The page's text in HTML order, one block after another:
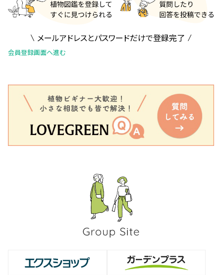
メールアドレスとパスワードだけで登録完了
会員登録画面へ進む